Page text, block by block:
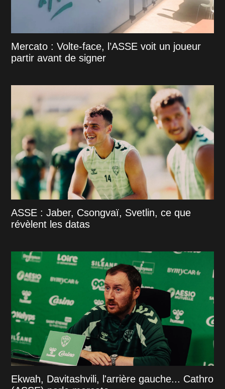
Mercato : Volte-face, l’ASSE voit un joueur
partir avant de signer
ASSE : Jaber, Csongvaï, Svetlin, ce que
révèlent les datas
Ekwah, Davitashvili, l'arrière gauche... Cathro